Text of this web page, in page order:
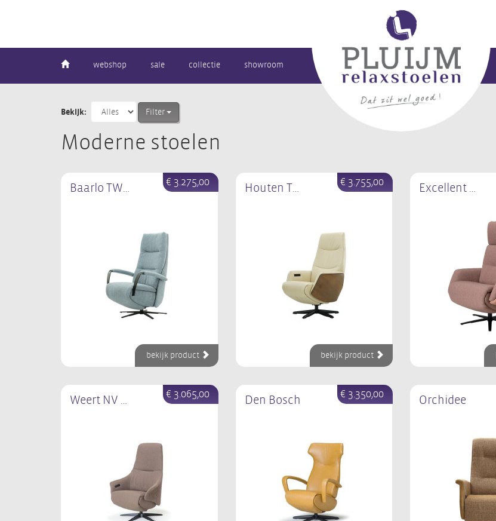
webshop sale collectie showroom
Bekijk: Filter
Moderne stoelen
Baarlo TW-285N € 3.275,00
bekijk product
Houten TW-274N € 3.755,00
bekijk product
Excellent TW269N
Weert NV 1025N € 3.065,00 Den Bosch € 3.350,00 Orchidee